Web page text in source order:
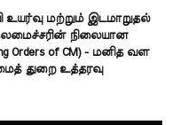
உயர்வு மற்றும் இடமாறுதல்
நிலையான
of CM) - மனித வள
துறை உத்தரவு